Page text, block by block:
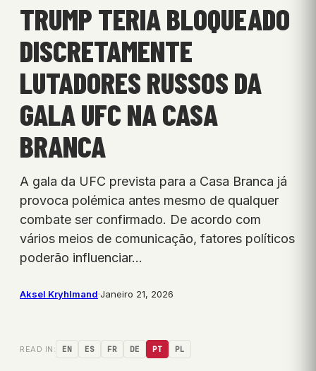
TRUMP TERIA BLOQUEADO
DISCRETAMENTE
LUTADORES RUSSOS DA
GALA UFC NA CASA
BRANCA
A gala da UFC prevista para a Casa Branca já
provoca polémica antes mesmo de qualquer
combate ser confirmado. De acordo com
vários meios de comunicação, fatores políticos
poderão influenciar…
Aksel Kryhlmand·Janeiro 21, 2026
READ IN: EN ES FR DE PT PL